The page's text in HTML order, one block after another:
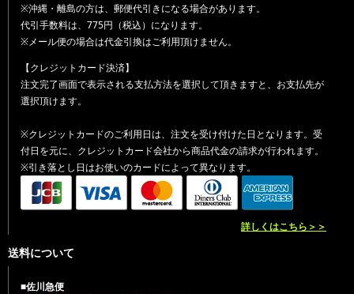
※沖縄・離島の方は、郵便代引きになる場合があります。
代引手数料は、775円（税込）になります。
※メール便の場合は代金引換はご利用頂けません。
【クレジットカード決済】
注文完了画面で表示される支払方法を選択して頂きますと、お支払先が
選択頂けます。
※クレジットカードのご利用日は、注文を受け付けた日となります。受
付日を元に、クレジットカード会社から商品代金の請求が行われます。
※引き落とし日はお使いのカードによって異なります。
詳しくはこちら＞＞
送料について
■佐川急便